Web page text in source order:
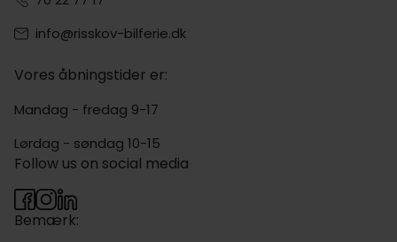
info@risskov-bilferie.dk
Vores åbningstider er:
Mandag - fredag 9-17
Lørdag - søndag 10-15
Bemærk:
Follow us on social media